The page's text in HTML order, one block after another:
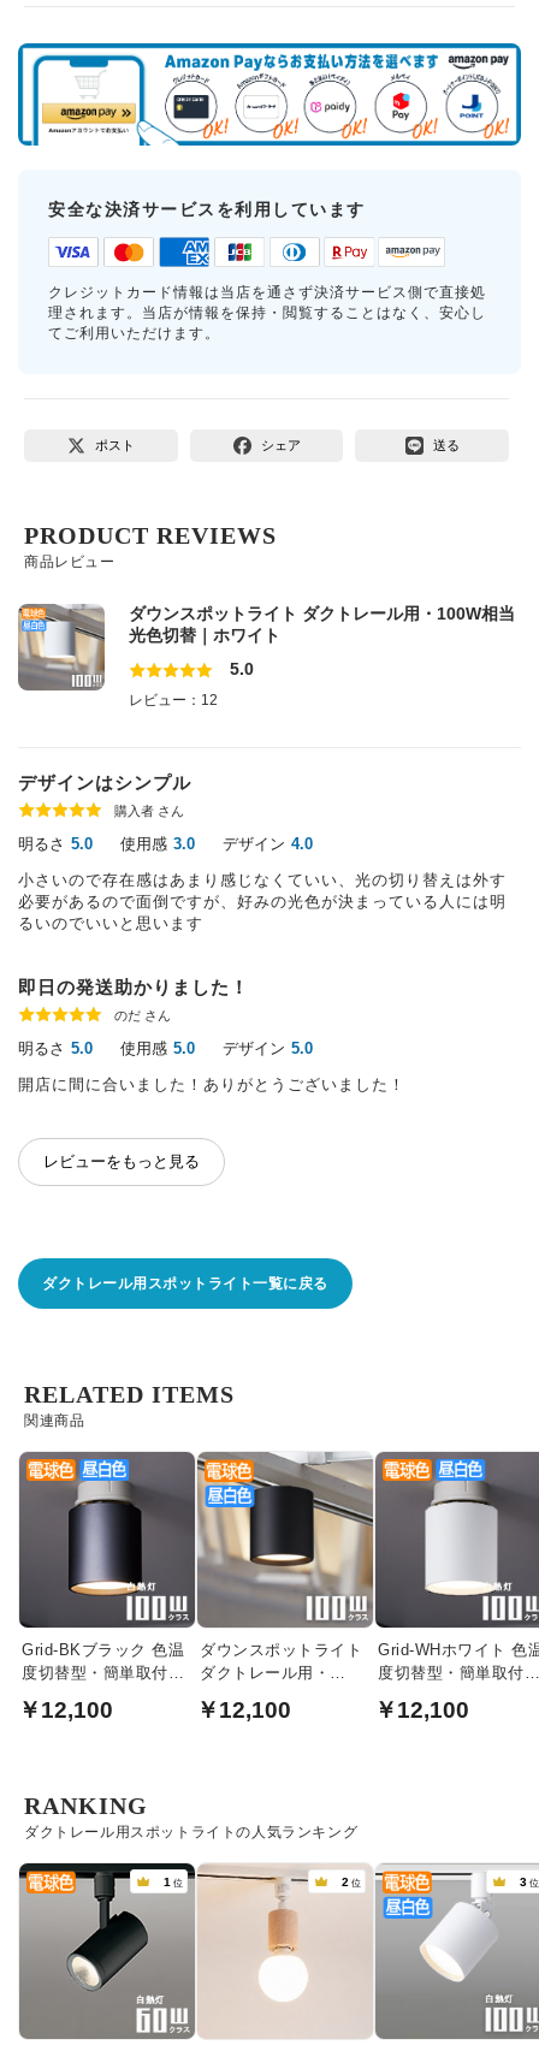
安全な決済サービスを利用しています
クレジットカード情報は当店を通さず決済サービス側で直接処
理されます。当店が情報を保持・閲覧することはなく、安心し
てご利用いただけます。
ポスト シェア 送る
商品レビュー
PRODUCT REVIEWS
ダウンスポットライト ダクトレール用・100W相当
光色切替｜ホワイト
5.0
レビュー：12
デザインはシンプル
購入者 さん
明るさ 5.0 使用感 3.0 デザイン 4.0
小さいので存在感はあまり感じなくていい、光の切り替えは外す
必要があるので面倒ですが、好みの光色が決まっている人には明
るいのでいいと思います
即日の発送助かりました！
のだ さん
明るさ 5.0 使用感 5.0 デザイン 5.0
開店に間に合いました！ありがとうございました！
レビューをもっと見る
ダクトレール用スポットライト一覧に戻る
関連商品
RELATED ITEMS
Grid-BKブラック 色温
度切替型・簡単取付
￥12,100
ダウンスポットライト
ダクトレール用・
ブラック
￥12,100
Grid-WHホワイト 色
度切替型・簡単取付
￥12,100
ダクトレール用スポットライトの人気ランキング
RANKING
1 位 2 位 3 位